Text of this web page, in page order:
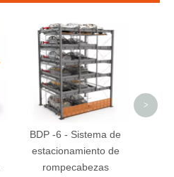
BDP -6 - Sistema de
estacionamiento de
rompecabezas
>